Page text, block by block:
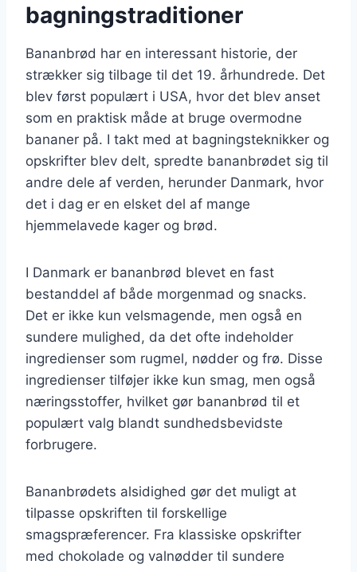
bagningstraditioner
Bananbrød har en interessant historie, der
strækker sig tilbage til det 19. århundrede. Det
blev først populært i USA, hvor det blev anset
som en praktisk måde at bruge overmodne
bananer på. I takt med at bagningsteknikker og
opskrifter blev delt, spredte bananbrødet sig til
andre dele af verden, herunder Danmark, hvor
det i dag er en elsket del af mange
hjemmelavede kager og brød.
I Danmark er bananbrød blevet en fast
bestanddel af både morgenmad og snacks.
Det er ikke kun velsmagende, men også en
sundere mulighed, da det ofte indeholder
ingredienser som rugmel, nødder og frø. Disse
ingredienser tilføjer ikke kun smag, men også
næringsstoffer, hvilket gør bananbrød til et
populært valg blandt sundhedsbevidste
forbrugere.
Bananbrødets alsidighed gør det muligt at
tilpasse opskriften til forskellige
smagspræferencer. Fra klassiske opskrifter
med chokolade og valnødder til sundere